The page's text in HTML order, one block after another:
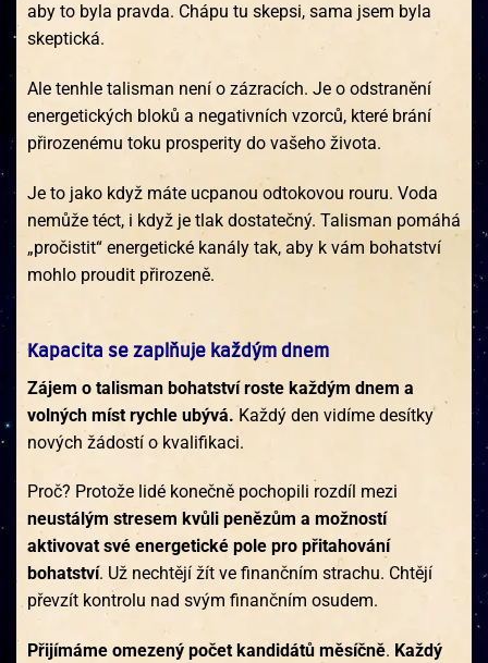
aby to byla pravda. Chápu tu skepsi, sama jsem byla
skeptická.
Ale tenhle talisman není o zázracích. Je o odstranění
energetických bloků a negativních vzorců, které brání
přirozenému toku prosperity do vašeho života.
Je to jako když máte ucpanou odtokovou rouru. Voda
nemůže téct, i když je tlak dostatečný. Talisman pomáhá
„pročistit“ energetické kanály tak, aby k vám bohatství
mohlo proudit přirozeně.
Kapacita se zaplňuje každým dnem
Zájem o talisman bohatství roste každým dnem a
volných míst rychle ubývá. Každý den vidíme desítky
nových žádostí o kvalifikaci.
Proč? Protože lidé konečně pochopili rozdíl mezi
neustálým stresem kvůli penězům a možností
aktivovat své energetické pole pro přitahování
bohatství. Už nechtějí žít ve finančním strachu. Chtějí
převzít kontrolu nad svým finančním osudem.
Přijímáme omezený počet kandidátů měsíčně. Každý